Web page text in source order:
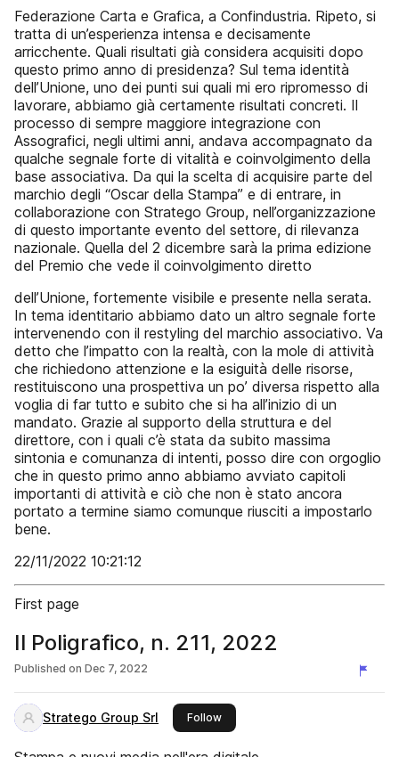
Federazione Carta e Grafica, a Confindustria. Ripeto, si
tratta di un’esperienza intensa e decisamente
arricchente. Quali risultati già considera acquisiti dopo
questo primo anno di presidenza? Sul tema identità
dell’Unione, uno dei punti sui quali mi ero ripromesso di
lavorare, abbiamo già certamente risultati concreti. Il
processo di sempre maggiore integrazione con
Assografici, negli ultimi anni, andava accompagnato da
qualche segnale forte di vitalità e coinvolgimento della
base associativa. Da qui la scelta di acquisire parte del
marchio degli “Oscar della Stampa” e di entrare, in
collaborazione con Stratego Group, nell’organizzazione
di questo importante evento del settore, di rilevanza
nazionale. Quella del 2 dicembre sarà la prima edizione
del Premio che vede il coinvolgimento diretto
dell’Unione, fortemente visibile e presente nella serata.
In tema identitario abbiamo dato un altro segnale forte
intervenendo con il restyling del marchio associativo. Va
detto che l’impatto con la realtà, con la mole di attività
che richiedono attenzione e la esiguità delle risorse,
restituiscono una prospettiva un po’ diversa rispetto alla
voglia di far tutto e subito che si ha all’inizio di un
mandato. Grazie al supporto della struttura e del
direttore, con i quali c’è stata da subito massima
sintonia e comunanza di intenti, posso dire con orgoglio
che in questo primo anno abbiamo avviato capitoli
importanti di attività e ciò che non è stato ancora
portato a termine siamo comunque riusciti a impostarlo
bene.
22/11/2022 10:21:12
First page
Il Poligrafico, n. 211, 2022
Published on Dec 7, 2022
Stratego Group Srl Followthis publisher